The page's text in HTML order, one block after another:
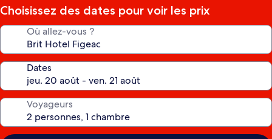
Choisissez des dates pour voir les prix
Où allez-vous ?
Dates
Voyageurs